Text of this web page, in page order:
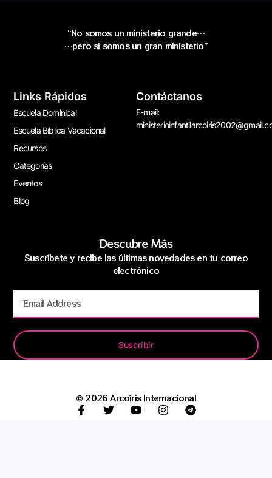
“No somos un ministerio grande…
…pero si somos un gran ministerio”
Links Rápidos
Escuela Dominical
Escuela Bíblica Vacacional
Recursos
Categorías
Eventos
Blog
Contáctanos
E-mail:
Descubre Más
Suscríbete y recibe las últimas novedades en tu correo
electrónico
Suscribir
© 2026 Arcoíris Internacional